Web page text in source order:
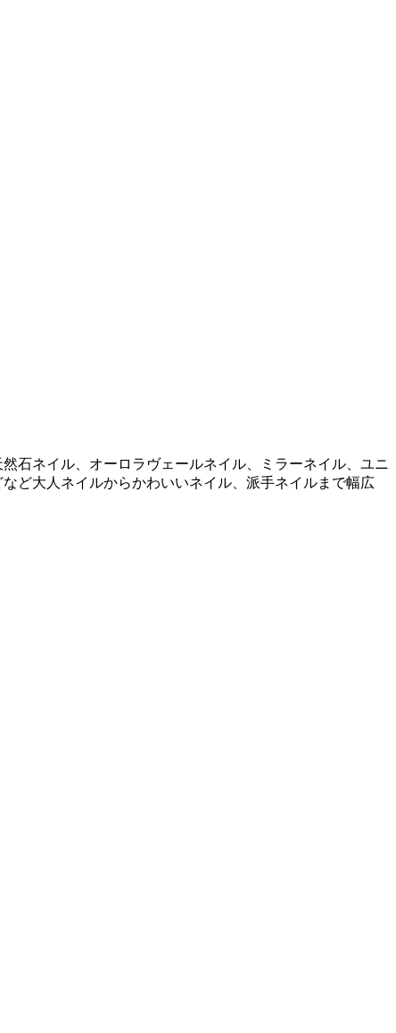
石ネイル、オーロラヴェールネイル、ミラーネイル、ユニ
ど大人ネイルからかわいいネイル、派手ネイルまで幅広